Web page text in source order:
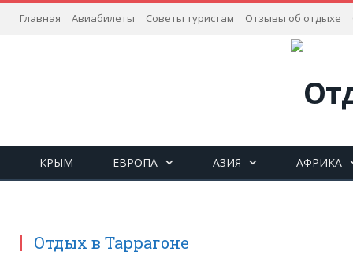
Главная Авиабилеты Советы туристам Отзывы об отдыхе
КРЫМ ЕВРОПА АЗИЯ АФРИКА
Отдых в Таррагоне